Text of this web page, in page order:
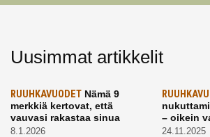
Uusimmat artikkelit
RUUHKAVUODET Nämä 9
merkkiä kertovat, että
vauvasi rakastaa sinua
8.1.2026
– oikein
24.11.2025